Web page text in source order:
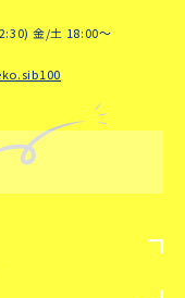
金/土 18:00～